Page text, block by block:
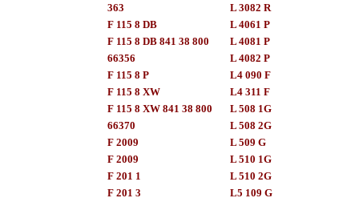
363
F 115 8 DB
F 115 8 DB 841 38 800
66356
F 115 8 P
F 115 8 XW
F 115 8 XW 841 38 800
66370
F 2009
F 2009
F 201 1
F 201 3
L 3082 R
L 4061 P
L 4081 P
L 4082 P
L4 090 F
L4 311 F
L 508 1G
L 508 2G
L 509 G
L 510 1G
L 510 2G
L5 109 G